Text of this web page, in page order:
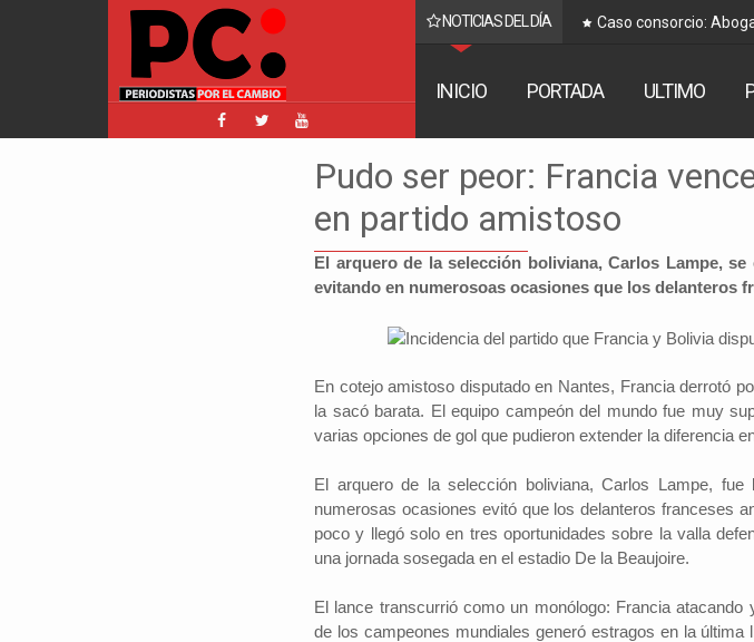
NOTICIAS DEL DÍA
implica a Manfred y golpea a Tuto y Samuel Caso consorcio:
INICIO PORTADA ULTIMO
Pudo ser peor: Francia
en partido amistoso
El arquero de la selección boliviana, Carlos Lampe,
evitando en numerosoas ocasiones que los delanteros
En cotejo amistoso disputado en Nantes, Francia derrotó
la sacó barata. El equipo campeón del mundo fue muy
varias opciones de gol que pudieron extender la diferencia
El arquero de la selección boliviana, Carlos Lampe,
numerosas ocasiones evitó que los delanteros franceses
poco y llegó solo en tres oportunidades sobre la valla
una jornada sosegada en el estadio De la Beaujoire.
El lance transcurrió como un monólogo: Francia atacando
de los campeones mundiales generó estragos en la última